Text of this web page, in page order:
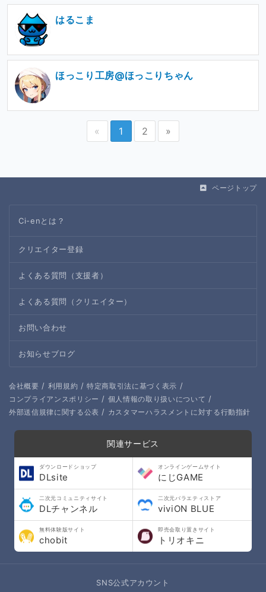
はるこま
ほっこり工房@ほっこりちゃん
« 1 2 »
ページトップ
Ci-enとは？
クリエイター登録
よくある質問（支援者）
よくある質問（クリエイター）
お問い合わせ
お知らせブログ
会社概要 / 利用規約 / 特定商取引法に基づく表示 /
コンプライアンスポリシー / 個人情報の取り扱いについて /
外部送信規律に関する公表 / カスタマーハラスメントに対する行動指針
関連サービス
ダウンロードショップ
DLsite
オンラインゲームサイト
にじGAME
二次元コミュニティサイト
DLチャンネル
二次元バラエティストア
viviON BLUE
無料体験版サイト
chobit
即売会取り置きサイト
トリオキニ
SNS公式アカウント